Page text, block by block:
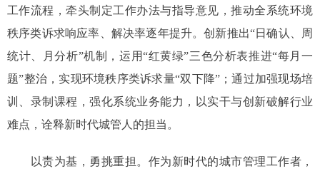
工作流程，牵头制定工作办法与指导意见，推动全系统环境
秩序类诉求响应率、解决率逐年提升。创新推出“日确认、周
统计、月分析”机制，运用“红黄绿”三色分析表推进“每月一
题”整治，实现环境秩序类诉求量“双下降”；通过加强现场培
训、录制课程，强化系统业务能力，以实干与创新破解行业
难点，诠释新时代城管人的担当。
以责为基，勇挑重担。作为新时代的城市管理工作者，